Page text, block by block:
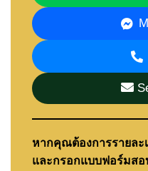
หากคุณต้องการรายละ
และกรอกแบบฟอร์มสอ